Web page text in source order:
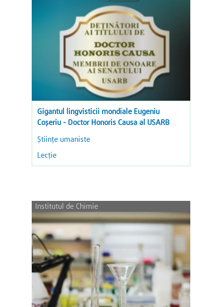
Gigantul lingvisticii mondiale Eugeniu
Coșeriu - Doctor Honoris Causa al USARB
Ştiinţe umaniste
Lecție
Institutul de Chimie